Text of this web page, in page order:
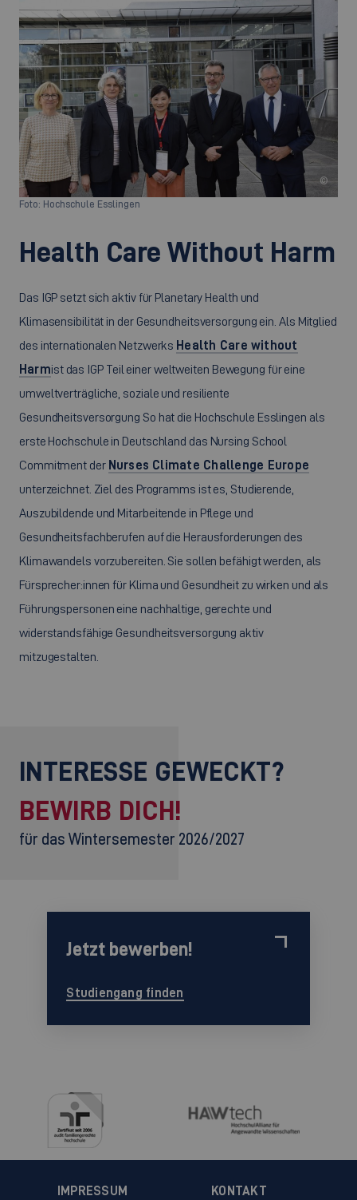
Foto: Hochschule Esslingen
©
Health Care Without Harm
Das IGP setzt sich aktiv für Planetary Health und
Klimasensibilität in der Gesundheitsversorgung ein. Als Mitglied
des internationalen Netzwerks Health Care without
Harmist das IGP Teil einer weltweiten Bewegung für eine
umweltverträgliche, soziale und resiliente
Gesundheitsversorgung So hat die Hochschule Esslingen als
erste Hochschule in Deutschland das Nursing School
Commitment der Nurses Climate Challenge Europe
unterzeichnet. Ziel des Programms ist es, Studierende,
Auszubildende und Mitarbeitende in Pflege und
Gesundheitsfachberufen auf die Herausforderungen des
Klimawandels vorzubereiten. Sie sollen befähigt werden, als
Fürsprecher:innen für Klima und Gesundheit zu wirken und als
Führungspersonen eine nachhaltige, gerechte und
widerstandsfähige Gesundheitsversorgung aktiv
mitzugestalten.
INTERESSE GEWECKT?
BEWIRB DICH!
für das Wintersemester 2026/2027
Jetzt bewerben!
Studiengang finden
IMPRESSUM KONTAKT